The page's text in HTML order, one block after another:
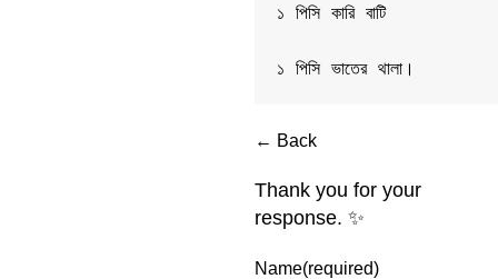
১ পিসি কারি বাটি
১ পিসি ভাতের থালা।
← Back
Thank you for your
response. ✨
Name(required)